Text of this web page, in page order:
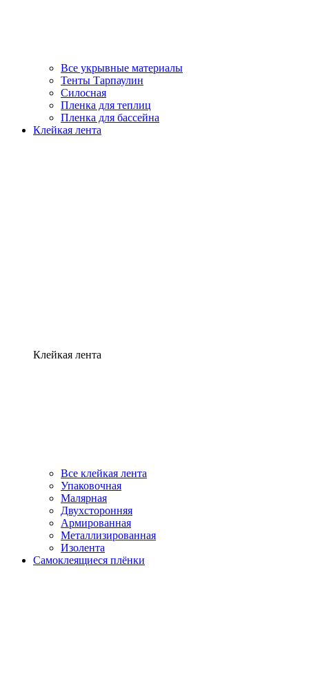
Все укрывные материалы
Тенты Тарпаулин
Силосная
Пленка для теплиц
Пленка для бассейна
Клейкая лента
Клейкая лента
Все клейкая лента
Упаковочная
Малярная
Двухсторонняя
Армированная
Металлизированная
Изолента
Самоклеящиеся плёнки